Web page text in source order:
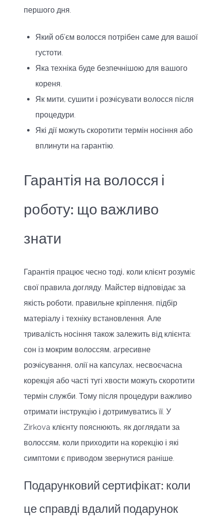
першого дня.
Який об’єм волосся потрібен саме для вашої
густоти.
Яка техніка буде безпечнішою для вашого
кореня.
Як мити, сушити і розчісувати волосся після
процедури.
Які дії можуть скоротити термін носіння або
вплинути на гарантію.
Гарантія на волосся і
роботу: що важливо
знати
Гарантія працює чесно тоді, коли клієнт розуміє
свої правила догляду. Майстер відповідає за
якість роботи, правильне кріплення, підбір
матеріалу і техніку встановлення. Але
тривалість носіння також залежить від клієнта:
сон із мокрим волоссям, агресивне
розчісування, олії на капсулах, несвоєчасна
корекція або часті тугі хвости можуть скоротити
термін служби. Тому після процедури важливо
отримати інструкцію і дотримуватись її. У
Zirkova клієнту пояснюють, як доглядати за
волоссям, коли приходити на корекцію і які
симптоми є приводом звернутися раніше.
Подарунковий сертифікат: коли
це справді вдалий подарунок